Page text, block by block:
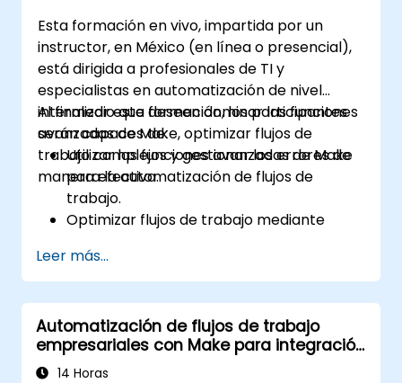
Esta formación en vivo, impartida por un
instructor, en México (en línea o presencial),
está dirigida a profesionales de TI y
especialistas en automatización de nivel
intermedio que deseen dominar las funciones
avanzadas de Make, optimizar flujos de
trabajo complejos y gestionar los errores de
manera efectiva.
Al finalizar esta formación, los participantes
serán capaces de:
Utilizar las funciones avanzadas de Make
para la automatización de flujos de
trabajo.
Optimizar flujos de trabajo mediante
errores.
Integrar múltiples aplicaciones para
lograr una automatización sin
interrupciones.
Supervisar y solucionar problemas en los
flujos de trabajo para garantizar la
Leer más...
Automatización de flujos de trabajo
empresariales con Make para integración
de aplicaciones
14 Horas